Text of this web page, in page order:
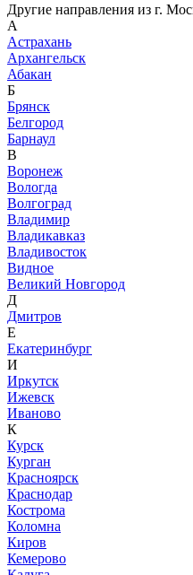
Другие направления из г.
А
Астрахань
Архангельск
Абакан
Б
Брянск
Белгород
Барнаул
В
Воронеж
Вологда
Волгоград
Владимир
Владикавказ
Владивосток
Видное
Великий Новгород
Д
Дмитров
Е
Екатеринбург
И
Иркутск
Ижевск
Иваново
К
Курск
Курган
Красноярск
Краснодар
Кострома
Коломна
Киров
Кемерово